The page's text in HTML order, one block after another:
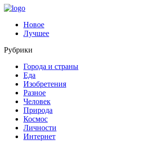
Новое
Лучшее
Рубрики
Города и страны
Еда
Изобретения
Разное
Человек
Природа
Космос
Личности
Интернет